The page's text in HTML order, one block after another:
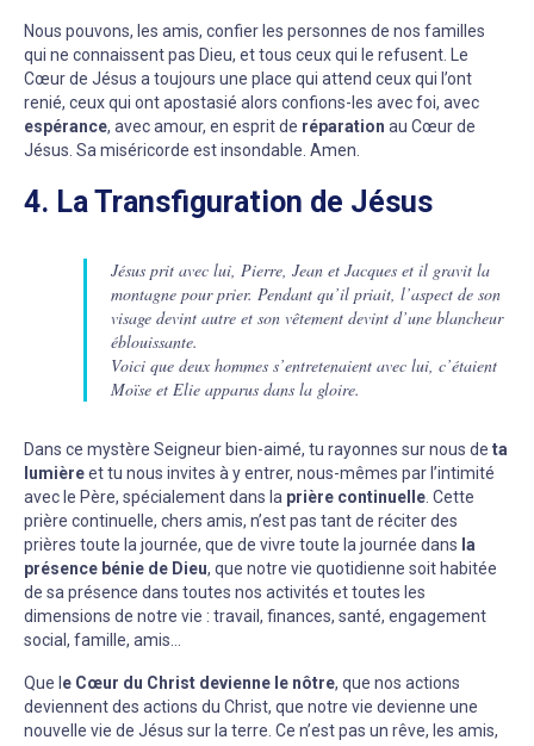
Nous pouvons, les amis, confier les personnes de nos familles
qui ne connaissent pas Dieu, et tous ceux qui le refusent. Le
Cœur de Jésus a toujours une place qui attend ceux qui l’ont
renié, ceux qui ont apostasié alors confions-les avec foi, avec
espérance, avec amour, en esprit de réparation au Cœur de
Jésus. Sa miséricorde est insondable. Amen.
4. La Transfiguration de Jésus
Jésus prit avec lui, Pierre, Jean et Jacques et il gravit la
montagne pour prier. Pendant qu’il priait, l’aspect de son
visage devint autre et son vêtement devint d’une blancheur
éblouissante.
Voici que deux hommes s’entretenaient avec lui, c’étaient
Moïse et Elie apparus dans la gloire.
Dans ce mystère Seigneur bien-aimé, tu rayonnes sur nous de ta
lumièreet tu nous invites à y entrer, nous-mêmes par l’intimité
avec le Père, spécialement dans la prière continuelle. Cette
prière continuelle, chers amis, n’est pas tant de réciter des
prières toute la journée, que de vivre toute la journée dans la
présence bénie de Dieu, que notre vie quotidienne soit habitée
de sa présence dans toutes nos activités et toutes les
dimensions de notre vie : travail, finances, santé, engagement
social, famille, amis…
Que l e Cœur du Christ devienne le nôtre, que nos actions
deviennent des actions du Christ, que notre vie devienne une
nouvelle vie de Jésus sur la terre. Ce n’est pas un rêve, les amis,